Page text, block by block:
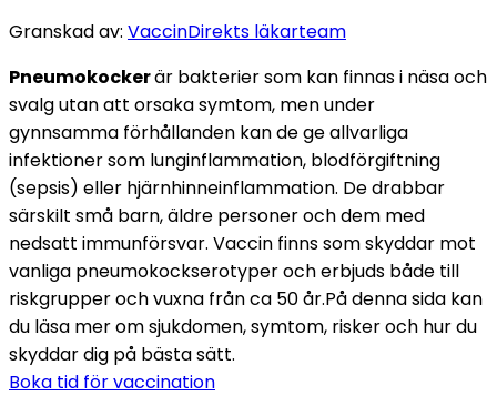
Granskad av: VaccinDirekts läkarteam
Pneumokocker är bakterier som kan finnas i näsa och
svalg utan att orsaka symtom, men under
gynnsamma förhållanden kan de ge allvarliga
infektioner som lunginflammation, blodförgiftning
(sepsis) eller hjärnhinneinflammation. De drabbar
särskilt små barn, äldre personer och dem med
nedsatt immunförsvar. Vaccin finns som skyddar mot
vanliga pneumokockserotyper och erbjuds både till
riskgrupper och vuxna från ca 50 år.På denna sida kan
du läsa mer om sjukdomen, symtom, risker och hur du
skyddar dig på bästa sätt.
Boka tid för vaccination